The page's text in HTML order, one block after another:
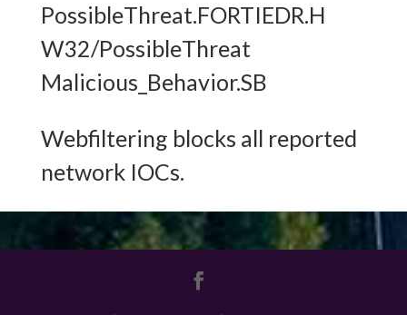
PossibleThreat.FORTIEDR.H
W32/PossibleThreat
Malicious_Behavior.SB
Webfiltering blocks all reported
network IOCs.